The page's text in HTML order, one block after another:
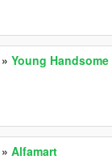
» Young Handsome
» Alfamart